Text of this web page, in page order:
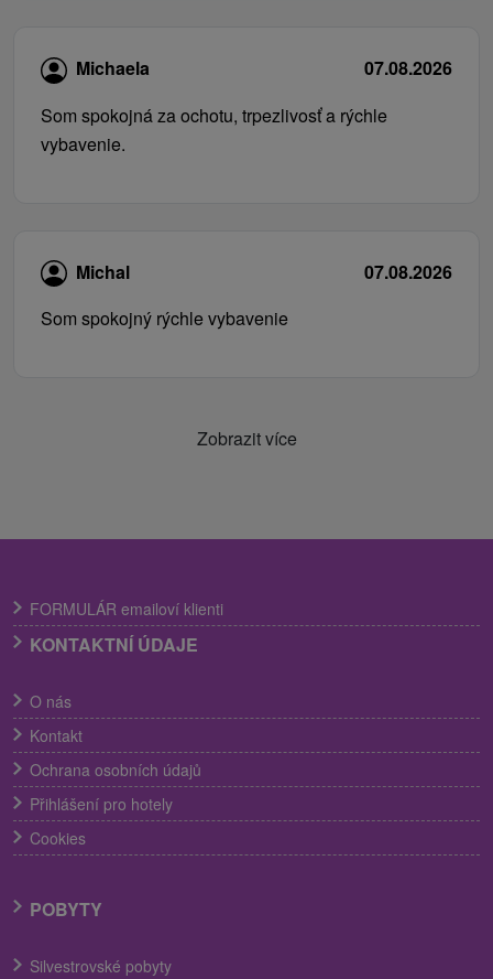
Michaela
07.08.2026
Som spokojná za ochotu, trpezlivosť a rýchle
vybavenie.
Michal
07.08.2026
Som spokojný rýchle vybavenie
Zobrazit více
FORMULÁR emailoví klienti
KONTAKTNÍ ÚDAJE
O nás
Kontakt
Ochrana osobních údajů
Přihlášení pro hotely
Cookies
POBYTY
Silvestrovské pobyty